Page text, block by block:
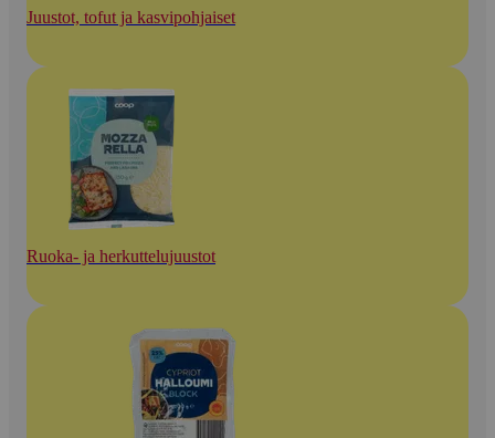
Juustot, tofut ja kasvipohjaiset
Ruoka- ja herkuttelujuustot